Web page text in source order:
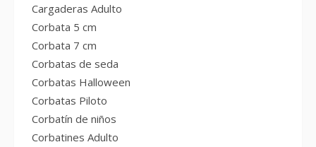
Cargaderas Adulto
Corbata 5 cm
Corbata 7 cm
Corbatas de seda
Corbatas Halloween
Corbatas Piloto
Corbatín de niños
Corbatines Adulto